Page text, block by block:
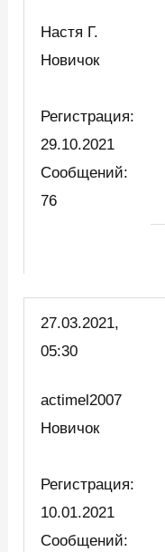
Настя Г.
Новичок
Регистрация:
29.10.2021
Сообщений:
76
27.03.2021,
05:30
actimel2007
Новичок
Регистрация:
10.01.2021
Сообщений: